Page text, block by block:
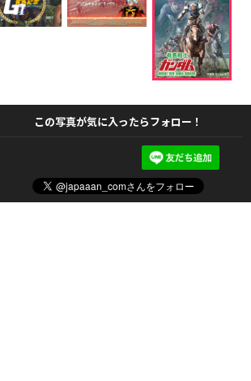
この写真が気に入ったらフォロー！